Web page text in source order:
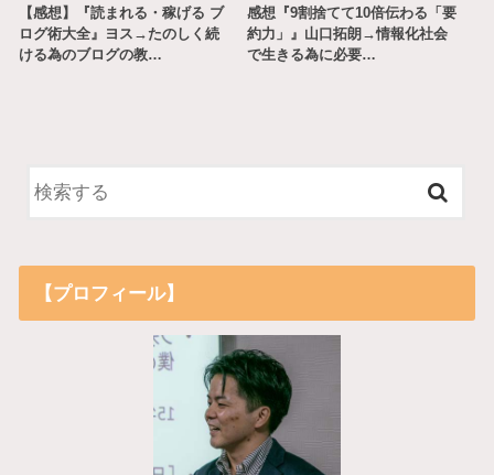
【感想】『読まれる・稼げる ブ
ログ術大全』ヨス→たのしく続
ける為のブログの教…
感想『9割捨てて10倍伝わる「要
約力」』山口拓朗→情報化社会
で生きる為に必要…
【プロフィール】